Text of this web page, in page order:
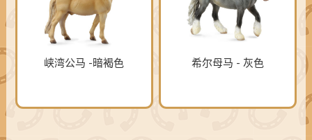
峡湾公马 -暗褐色 希尔母马 - 灰色